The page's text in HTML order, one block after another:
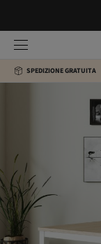
SPEDIZIONE GRATUITA